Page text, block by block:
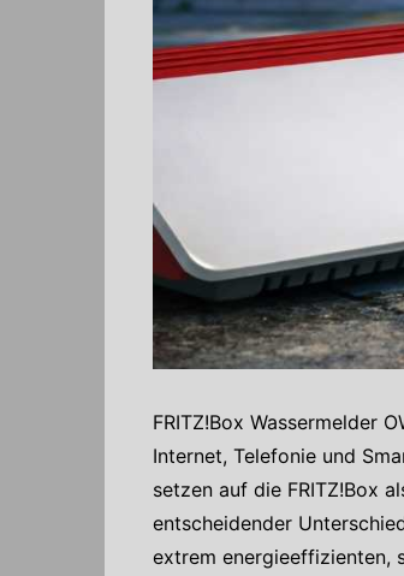
FRITZ!Box Wassermelder
Internet, Telefonie und
setzen auf die FRITZ!Box
entscheidender
extrem energieeffizienten,